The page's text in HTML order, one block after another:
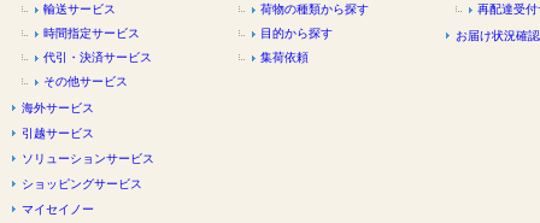
輸送サービス
時間指定サービス
代引・決済サービス
その他サービス
海外サービス
引越サービス
ソリューションサービス
ショッピングサービス
マイセイノー
荷物の種類から探す
目的から探す
集荷依頼
再配達受
お届け状況確認